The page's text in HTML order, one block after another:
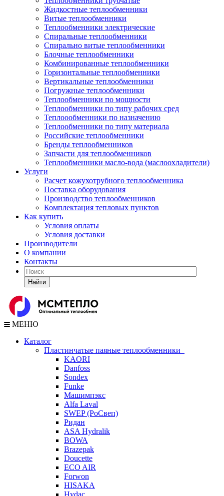
Жидкостные теплообменники
Витые теплообменники
Теплообменники электрические
Спиральные теплообменники
Спирально витые теплообменники
Блочные теплообменники
Комбинированные теплообменники
Горизонтальные теплообменники
Вертикальные теплообменники
Погружные теплообменники
Теплообменники по мощности
Теплообменники по типу рабочих сред
Теплоообменники по назначению
Теплообменники по типу материала
Российские теплообменники
Бренды теплообменников
Запчасти для теплообменников
Теплообменники масло-вода (маслоохладители)
Услуги
Расчет кожухотрубного теплообменника
Поставка оборудования
Производство теплообменников
Комплектация тепловых пунктов
Как купить
Условия оплаты
Условия доставки
Производители
О компании
Контакты
Найти
МЕНЮ
Каталог
Пластинчатые паяные теплообменники
KAORI
Danfoss
Sondex
Funke
Машимпэкс
Alfa Laval
SWEP (РоСвеп)
Ридан
ASA Hydralik
BOWA
Brazepak
Doucette
ECO AIR
Forwon
HISAKA
Hydac